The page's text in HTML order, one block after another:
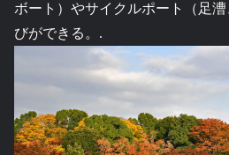
ボート）やサイクルポート（足
びができる。.